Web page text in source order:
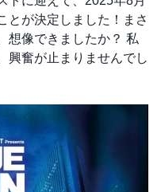
とが決定しました！まさ
想像できましたか？ 私
興奮が止まりませんでし